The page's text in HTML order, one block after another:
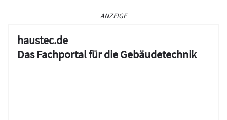
ANZEIGE
haustec.de
Das Fachportal für die Gebäudetechnik